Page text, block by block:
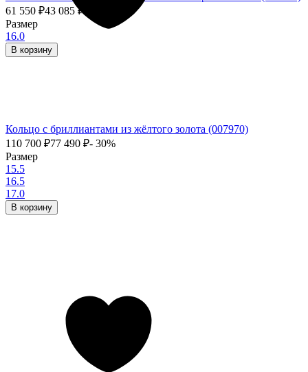
61 550 ₽43 085₽
Размер
16.0
В корзину
Кольцо с бриллиантами из жёлтого золота (007970)
110 700 ₽77 490 ₽- 30%
Размер
15.5
16.5
17.0
В корзину